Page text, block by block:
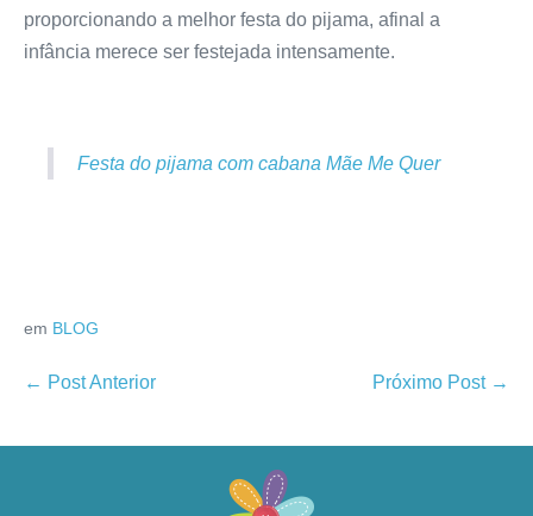
proporcionando a melhor festa do pijama, afinal a
infância merece ser festejada intensamente.
Festa do pijama com cabana Mãe Me Quer
em BLOG
← Post Anterior Próximo Post →